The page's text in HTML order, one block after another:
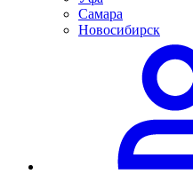
Самара
Новосибирск